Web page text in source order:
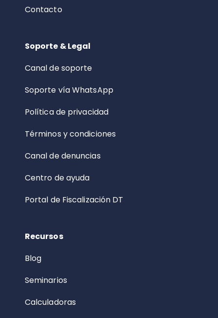
Contacto
Soporte & Legal
Canal de soporte
Soporte vía WhatsApp
Política de privacidad
Términos y condiciones
Canal de denuncias
Centro de ayuda
Portal de Fiscalización DT
Recursos
Blog
Seminarios
Calculadoras